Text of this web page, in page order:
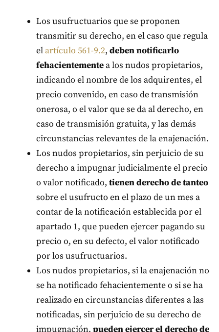
Los usufructuarios que se proponen
transmitir su derecho, en el caso que regula
el artículo 561-9.2, deben notificarlo
fehacientemente a los nudos propietarios,
indicando el nombre de los adquirentes, el
precio convenido, en caso de transmisión
onerosa, o el valor que se da al derecho, en
caso de transmisión gratuita, y las demás
circunstancias relevantes de la enajenación.
Los nudos propietarios, sin perjuicio de su
derecho a impugnar judicialmente el precio
o valor notificado, tienen derecho de tanteo
sobre el usufructo en el plazo de un mes a
contar de la notificación establecida por el
apartado 1, que pueden ejercer pagando su
precio o, en su defecto, el valor notificado
por los usufructuarios.
Los nudos propietarios, si la enajenación no
se ha notificado fehacientemente o si se ha
realizado en circunstancias diferentes a las
notificadas, sin perjuicio de su derecho de
impugnación, pueden ejercer el derecho de